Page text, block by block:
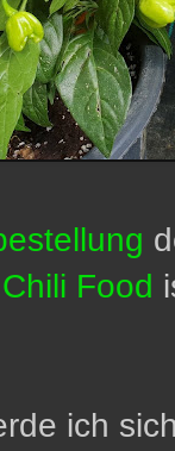
Chili Food
ich